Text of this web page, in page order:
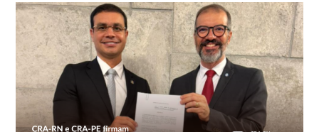
Edital
Da
UFRN